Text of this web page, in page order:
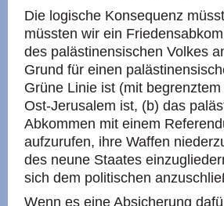
Die logische Konsequenz
müssten wir ein
des palästinensischen Volkes
Grund für einen
Grüne Linie ist (mit
Ost-Jerusalem ist, (b) das
Abkommen mit einem
aufzurufen, ihre Waffen
des neune Staates
sich dem politischen
Wenn es eine Absicherung